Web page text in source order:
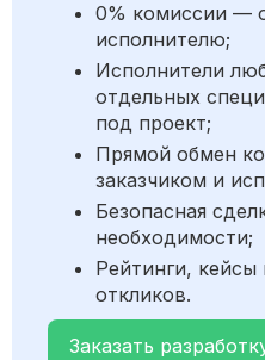
0% комиссии —
исполнителю;
Исполнители
отдельных
под проект;
Прямой обмен
заказчиком и
Безопасная
необходимости;
Рейтинги, кейсы
откликов.
Заказать